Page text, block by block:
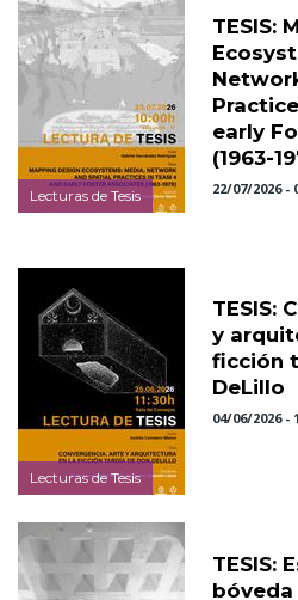
Lecturas de Tesis
TESIS:
early
(1963-
22/07/2026 -
Lecturas de Tesis
TESIS:
y
ficción
DeLillo
04/06/2026 -
TESIS:
bóveda